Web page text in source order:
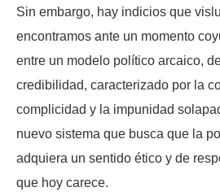
Sin embargo, hay indicios que
encontramos ante un momento
entre un modelo político arcaico,
credibilidad, caracterizado por la
complicidad y la impunidad
nuevo sistema que busca que la
adquiera un sentido ético y de
que hoy carece.